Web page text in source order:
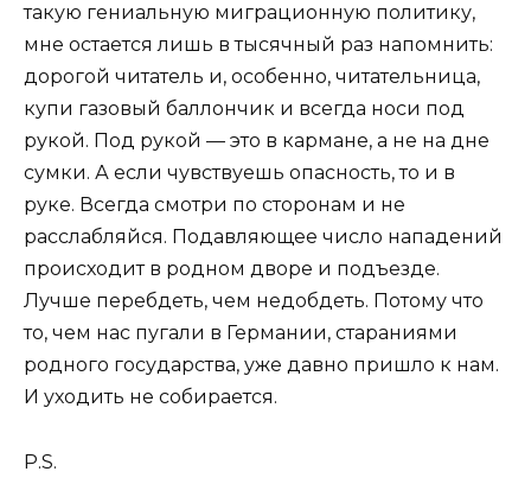
такую гениальную миграционную политику,
мне остается лишь в тысячный раз напомнить:
дорогой читатель и, особенно, читательница,
купи газовый баллончик и всегда носи под
рукой. Под рукой — это в кармане, а не на дне
сумки. А если чувствуешь опасность, то и в
руке. Всегда смотри по сторонам и не
расслабляйся. Подавляющее число нападений
происходит в родном дворе и подъезде.
Лучше перебдеть, чем недобдеть. Потому что
то, чем нас пугали в Германии, стараниями
родного государства, уже давно пришло к нам.
И уходить не собирается.
P.S.